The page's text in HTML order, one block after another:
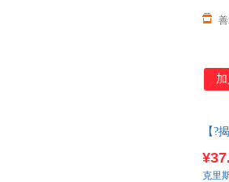
【?
系客
克里